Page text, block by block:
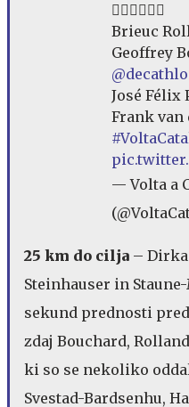
🚴‍♂️🚴‍♂️🚴‍♂️
Brieuc
Geoffrey
José Félix
Frank van
— Volta a
25 km do cilja – Dirka
Steinhauser in
sekund prednosti
zdaj Bouchard,
ki so se nekoliko
Svestad-Bardsenhu,